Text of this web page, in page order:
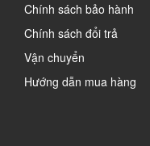
Chính sách bảo hành
Chính sách đổi trả
Vận chuyển
Hướng dẫn mua hàng